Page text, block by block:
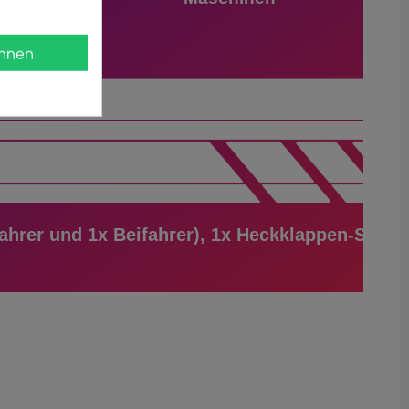
und 1x Beifahrer), 1x Heckklappen-